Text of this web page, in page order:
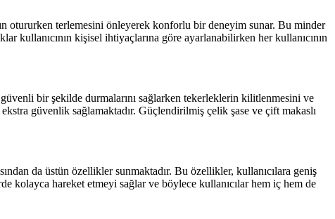
otururken terlemesini önleyerek konforlu bir deneyim sunar. Bu minder
kullanıcının kişisel ihtiyaçlarına göre ayarlanabilirken her kullanıcının
bir şekilde durmalarını sağlarken tekerleklerin kilitlenmesini ve
güvenlik sağlamaktadır. Güçlendirilmiş çelik şase ve çift makaslı
da üstün özellikler sunmaktadır. Bu özellikler, kullanıcılara geniş
kolayca hareket etmeyi sağlar ve böylece kullanıcılar hem iç hem de